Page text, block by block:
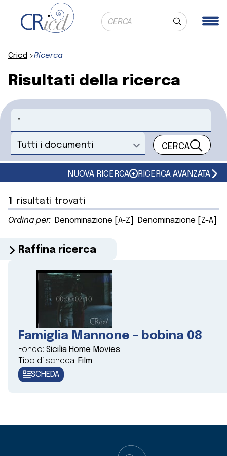
Ricerca globale
Cerca
Cricd Ricerca
Risultati della ricerca
Cerca
Seleziona un documento CERCA
NUOVA RICERCA RICERCA AVANZATA
1 risultati trovati
Ordina per: Denominazione [A-Z] Denominazione [Z-A]
Raffina ricerca
Famiglia Mannone - bobina 08
Fondo: Sicilia Home Movies
Tipo di scheda: Film
SCHEDA